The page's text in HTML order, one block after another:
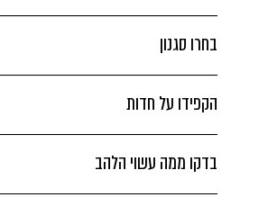
בחרו סגנון
הקפידו על חדות
בדקו ממה עשוי הלהב